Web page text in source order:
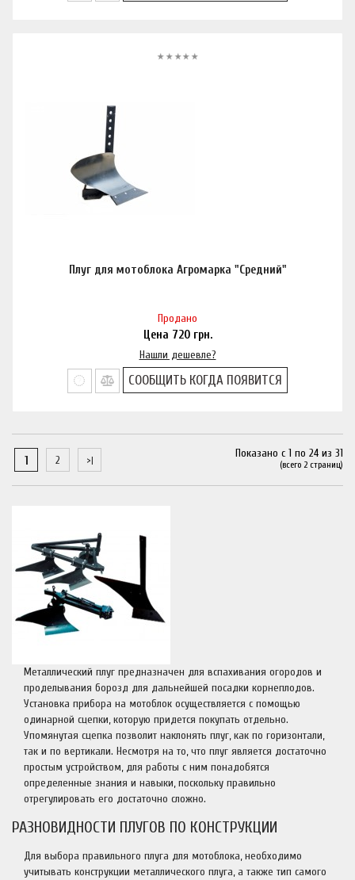
Плуг для мотоблока Агромарка "Средний"
Продано
Цена 720грн.
Нашли дешевле?
СООБЩИТЬ КОГДА ПОЯВИТСЯ
1 2
Показано с 1 по 24 из 31
(всего 2 страниц)
Металлический плуг предназначен для вспахивания огородов и
проделывания борозд для дальнейшей посадки корнеплодов.
Установка прибора на мотоблок осуществляется с помощью
одинарной сцепки, которую придется покупать отдельно.
Упомянутая сцепка позволит наклонять плуг, как по горизонтали,
так и по вертикали. Несмотря на то, что плуг является достаточно
простым устройством, для работы с ним понадобятся
определенные знания и навыки, поскольку правильно
отрегулировать его достаточно сложно.
РАЗНОВИДНОСТИ ПЛУГОВ ПО КОНСТРУКЦИИ
Для выбора правильного плуга для мотоблока, необходимо
учитывать конструкции металлического плуга, а также тип самого